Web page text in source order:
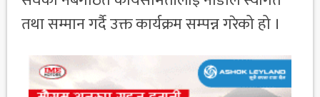
तथा सम्मान गर्दै उक्त कार्यक्रम सम्पन्न गरेको हो ।